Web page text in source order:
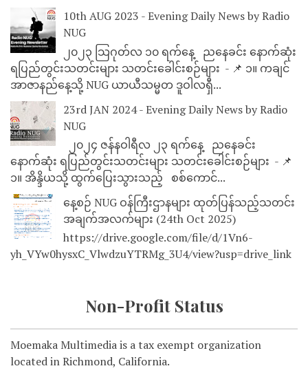
10th AUG 2023 - Evening Daily News by Radio
NUG
၂၀၂၃ သြဂုတ်လ ၁၀ ရက်နေ့ ညနေခင်း နောက်ဆုံး
ရပြည်တွင်းသတင်းများ သတင်းခေါင်းစဉ်များ - 📌 ၁။ ကချင်
အာဇာနည်နေ့သို့ NUG ယာယီသမ္မတ ဒူဝါလရှီ...
23rd JAN 2024 - Evening Daily News by Radio
NUG
၂၀၂၄ ဇန်နဝါရီလ ၂၃ ရက်နေ့ ညနေခင်း
နောက်ဆုံး ရပြည်တွင်းသတင်းများ သတင်းခေါင်းစဉ်များ - 📌
၁။ အိန္ဒိယသို့ ထွက်ပြေးသွားသည့် စစ်ကောင်...
နေ့စဉ် NUG ဝန်ကြီးဌာနများ ထုတ်ပြန်သည့်သတင်း
အချက်အလက်များ (24th Oct 2025)
https://drive.google.com/file/d/1Vn6-
yh_VYw0hysxC_VlwdzuYTRMg_3U4/view?usp=drive_link
Non-Profit Status
Moemaka Multimedia is a tax exempt organization
located in Richmond, California.